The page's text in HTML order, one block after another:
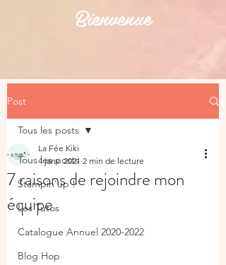
Bienvenue
Post
Tous les posts
Stampin'up !
Les Tutos
Catalogue Annuel 2020-2022
Blog Hop
Tous les posts
7 raisons de rejoindre mon
équipe
La Fée Kiki
4 janv. 2021 2 min de lecture